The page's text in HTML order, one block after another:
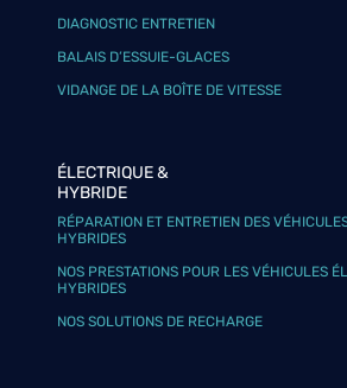
DIAGNOSTIC ENTRETIEN
BALAIS D’ESSUIE-GLACES
VIDANGE DE LA BOÎTE DE VITESSE
ÉLECTRIQUE &
HYBRIDE
RÉPARATION ET ENTRETIEN DES
HYBRIDES
NOS PRESTATIONS POUR LES VÉHICULES
HYBRIDES
NOS SOLUTIONS DE RECHARGE